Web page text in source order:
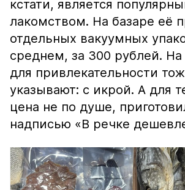
кстати, является
лакомством. На базаре её
отдельных вакуумных
среднем, за 300 рублей.
для привлекательности
указывают: с икрой. А для
цена не по душе,
надписью «В речке